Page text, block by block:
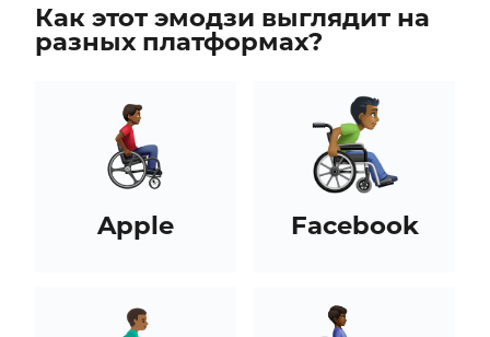
Как этот эмодзи выглядит на
разных платформах?
Apple Facebook